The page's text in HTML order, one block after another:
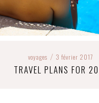
voyages / 3 février 2017
TRAVEL PLANS FOR